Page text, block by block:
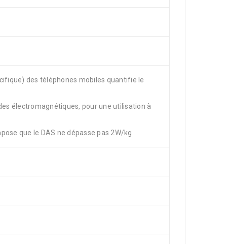
des téléphones mobiles quantifie le
électromagnétiques, pour une utilisation à
que le DAS ne dépasse pas 2W/kg